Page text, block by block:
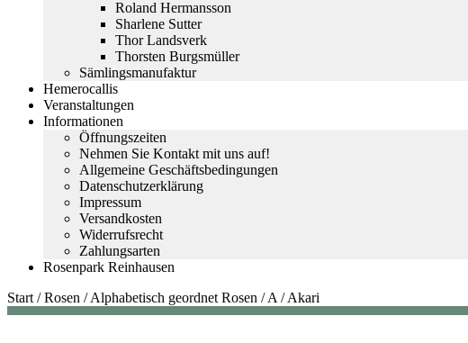
Roland Hermansson
Sharlene Sutter
Thor Landsverk
Thorsten Burgsmüller
Sämlingsmanufaktur
Hemerocallis
Veranstaltungen
Informationen
Öffnungszeiten
Nehmen Sie Kontakt mit uns auf!
Allgemeine Geschäftsbedingungen
Datenschutzerklärung
Impressum
Versandkosten
Widerrufsrecht
Zahlungsarten
Rosenpark Reinhausen
Start /Rosen /Alphabetisch geordnet Rosen /A /Akari